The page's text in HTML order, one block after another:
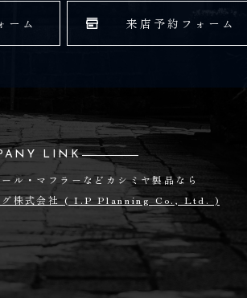
ーム 来店予約フォーム
LINK
ル・マフラーなどカシミヤ製品なら
株式会社 ( I.P Planning Co., Ltd. )